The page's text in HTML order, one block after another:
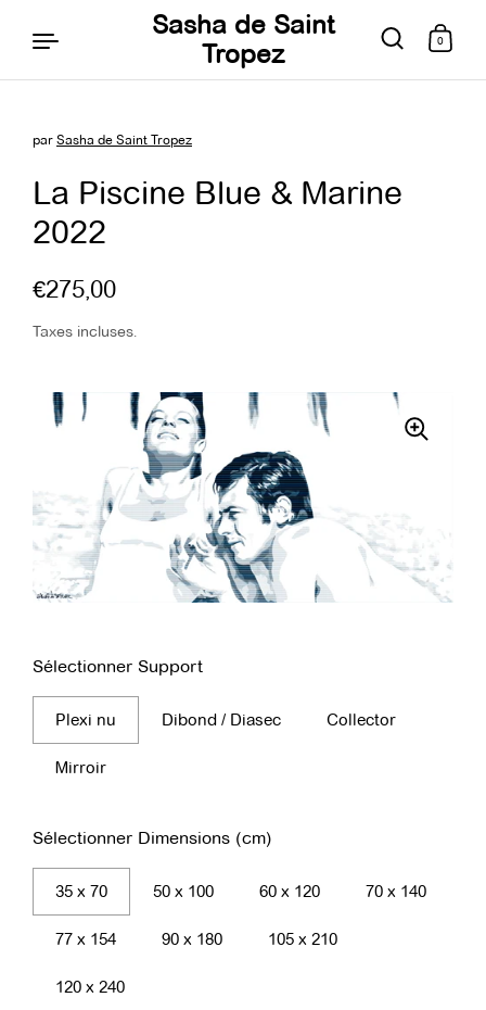
Aller au contenu
Sasha de Saint
Tropez
0
La Piscine Blue & Marine
2022
par Sasha de Saint Tropez
€275,00
Taxes incluses.
Sélectionner Support
Plexi nu Dibond / Diasec Collector
Mirroir
Sélectionner Dimensions (cm)
35 x 70 50 x 100 60 x 120 70 x 140
77 x 154 90 x 180 105 x 210
120 x 240